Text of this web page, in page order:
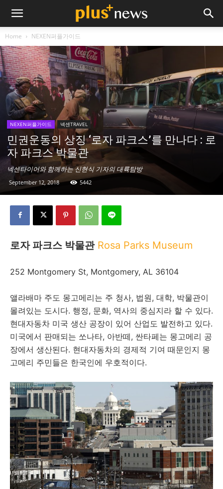
Home NEXEN퍼플가이드
NEXEN퍼플가이드 넥센TRAVEL
민권운동의 상징 ‘로자 파크스’를 만나다 : 로
자 파크스 박물관
넥센타이어와 함께하는 신현식 기자의 대륙탐방
September 12, 2018 5442
로자 파크스 박물관 Rosa Parks Museum
252 Montgomery St, Montgomery, AL 36104
앨라배마 주도 몽고메리는 주 청사, 법원, 대학, 박물관이
몰려있는 도시다. 행정, 문화, 역사의 중심지라 할 수 있다.
현대자동차 미국 생산 공장이 있어 산업도 발전하고 있다.
미국에서 판매되는 쏘나타, 아반떼, 싼타페는 몽고메리 공
장에서 생산된다. 현대자동차의 경제적 기여 때문인지 몽
고메리 주민들은 한국인에 우호적이다.